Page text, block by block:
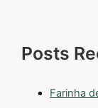
Posts
Farinha